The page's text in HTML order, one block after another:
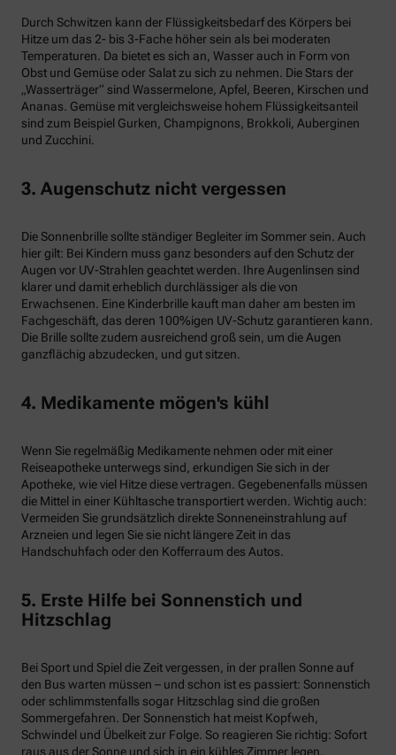
Durch Schwitzen kann der Flüssigkeitsbedarf des Körpers bei
Hitze um das 2- bis 3-Fache höher sein als bei moderaten
Temperaturen. Da bietet es sich an, Wasser auch in Form von
Obst und Gemüse oder Salat zu sich zu nehmen. Die Stars der
„Wasserträger“ sind Wassermelone, Apfel, Beeren, Kirschen und
Ananas. Gemüse mit vergleichsweise hohem Flüssigkeitsanteil
sind zum Beispiel Gurken, Champignons, Brokkoli, Auberginen
und Zucchini.
3. Augenschutz nicht vergessen
Die Sonnenbrille sollte ständiger Begleiter im Sommer sein. Auch
hier gilt: Bei Kindern muss ganz besonders auf den Schutz der
Augen vor UV-Strahlen geachtet werden. Ihre Augenlinsen sind
klarer und damit erheblich durchlässiger als die von
Erwachsenen. Eine Kinderbrille kauft man daher am besten im
Fachgeschäft, das deren 100%igen UV-Schutz garantieren kann.
Die Brille sollte zudem ausreichend groß sein, um die Augen
ganzflächig abzudecken, und gut sitzen.
4. Medikamente mögen's kühl
Wenn Sie regelmäßig Medikamente nehmen oder mit einer
Reiseapotheke unterwegs sind, erkundigen Sie sich in der
Apotheke, wie viel Hitze diese vertragen. Gegebenenfalls müssen
die Mittel in einer Kühltasche transportiert werden. Wichtig auch:
Vermeiden Sie grundsätzlich direkte Sonneneinstrahlung auf
Arzneien und legen Sie sie nicht längere Zeit in das
Handschuhfach oder den Kofferraum des Autos.
5. Erste Hilfe bei Sonnenstich und
Hitzschlag
Bei Sport und Spiel die Zeit vergessen, in der prallen Sonne auf
den Bus warten müssen – und schon ist es passiert: Sonnenstich
oder schlimmstenfalls sogar Hitzschlag sind die großen
Sommergefahren. Der Sonnenstich hat meist Kopfweh,
Schwindel und Übelkeit zur Folge. So reagieren Sie richtig: Sofort
raus aus der Sonne und sich in ein kühles Zimmer legen.